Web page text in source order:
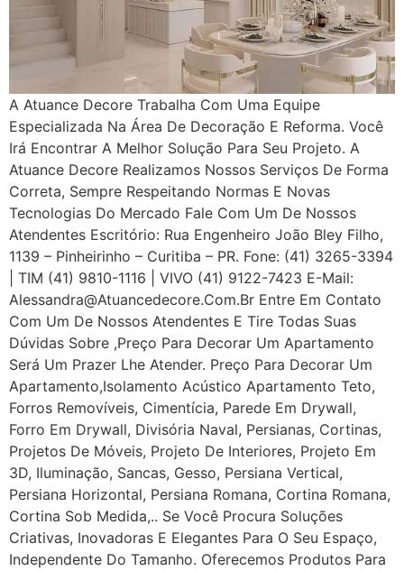
A Atuance Decore Trabalha Com Uma Equipe
Especializada Na Área De Decoração E Reforma. Você
Irá Encontrar A Melhor Solução Para Seu Projeto. A
Atuance Decore Realizamos Nossos Serviços De Forma
Correta, Sempre Respeitando Normas E Novas
Tecnologias Do Mercado Fale Com Um De Nossos
Atendentes Escritório: Rua Engenheiro João Bley Filho,
1139 – Pinheirinho – Curitiba – PR. Fone: (41) 3265-3394
| TIM (41) 9810-1116 | VIVO (41) 9122-7423 E-Mail:
Alessandra@atuancedecore.com.br Entre Em Contato
Com Um De Nossos Atendentes E Tire Todas Suas
Dúvidas Sobre ,Preço Para Decorar Um Apartamento
Será Um Prazer Lhe Atender. Preço Para Decorar Um
Apartamento,Isolamento Acústico Apartamento Teto,
Forros Removíveis, Cimentícia, Parede Em Drywall,
Forro Em Drywall, Divisória Naval, Persianas, Cortinas,
Projetos De Móveis, Projeto De Interiores, Projeto Em
3D, Iluminação, Sancas, Gesso, Persiana Vertical,
Persiana Horizontal, Persiana Romana, Cortina Romana,
Cortina Sob Medida,.. Se Você Procura Soluções
Criativas, Inovadoras E Elegantes Para O Seu Espaço,
Independente Do Tamanho. Oferecemos Produtos Para